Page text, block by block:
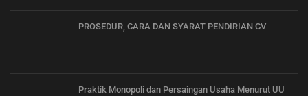
PROSEDUR, CARA DAN SYARAT PENDIRIAN CV
Praktik Monopoli dan Persaingan Usaha Menurut UU